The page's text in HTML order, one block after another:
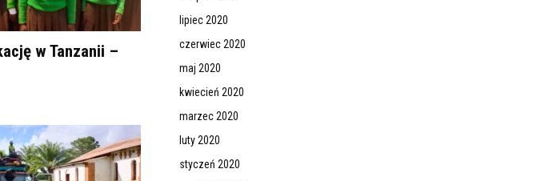
w Tanzanii –
lipiec 2020
czerwiec 2020
maj 2020
kwiecień 2020
marzec 2020
luty 2020
styczeń 2020